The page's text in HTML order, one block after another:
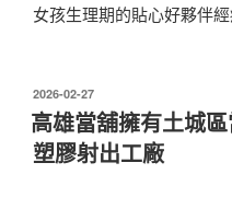
女孩生理期的貼心好夥伴
發
佈
於
2026-02-27
高雄當舖擁有土城
塑膠射出工廠